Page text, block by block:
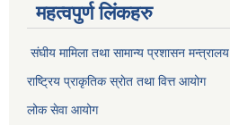
महत्वपुर्ण लिंकहरु
संघीय मामिला तथा सामान्य प्रशासन मन्त्रालय
राष्ट्रिय प्राकृतिक स्राेत तथा वित्त आयोग
लोक सेवा आयोग